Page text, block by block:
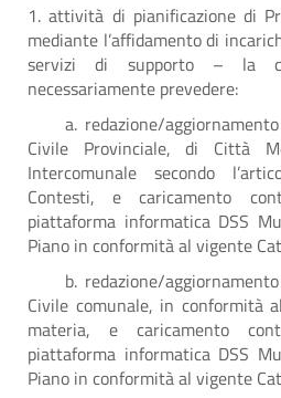
1. attività di pianificazione di
mediante l’affidamento di
servizi di supporto – la
necessariamente prevedere:
a. redazione/aggiornamento
Civile Provinciale, di Città
Intercomunale secondo
Contesti, e caricamento
piattaforma informatica DSS
Piano in conformità al vigente
b. redazione/aggiornamento
Civile comunale, in conformità
materia, e caricamento
piattaforma informatica DSS
Piano in conformità al vigente